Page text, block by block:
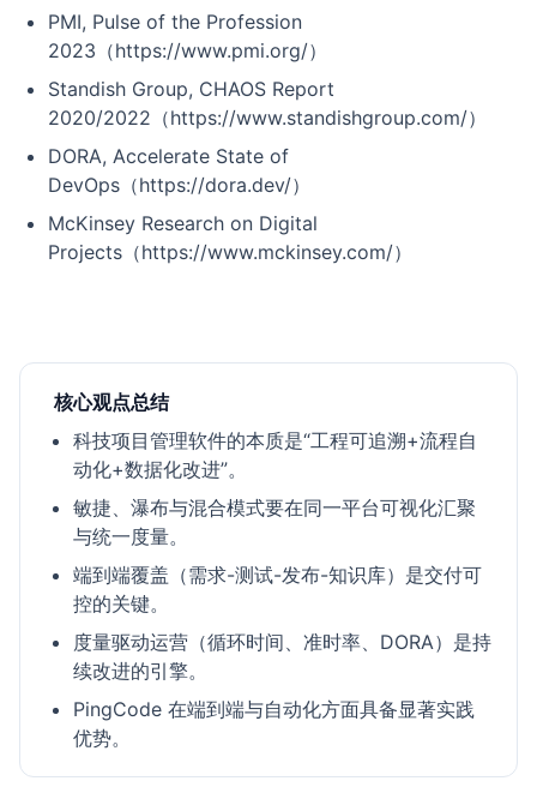
PMI, Pulse of the Profession
2023（https://www.pmi.org/）
Standish Group, CHAOS Report
2020/2022（https://www.standishgroup.com/）
DORA, Accelerate State of
DevOps（https://dora.dev/）
McKinsey Research on Digital
Projects（https://www.mckinsey.com/）
核心观点总结
科技项目管理软件的本质是“工程可追溯+流程自
动化+数据化改进”。
敏捷、瀑布与混合模式要在同一平台可视化汇聚
与统一度量。
端到端覆盖（需求-测试-发布-知识库）是交付可
控的关键。
度量驱动运营（循环时间、准时率、DORA）是持
续改进的引擎。
PingCode 在端到端与自动化方面具备显著实践
优势。